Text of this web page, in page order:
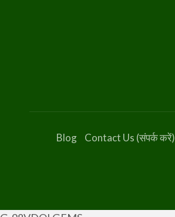
Blog Contact Us (संपर्क करें)